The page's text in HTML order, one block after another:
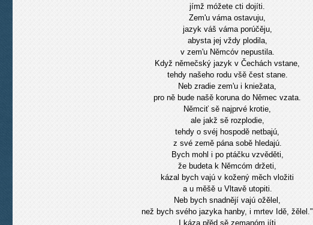
jímž móžete cti dojíti.
Zem'u váma ostavuju,
jazyk váš váma porúčěju,
abysta jej vždy plodila,
v zem'u Němcóv nepustila.
Když němečský jazyk v Čechách vstane,
tehdy našeho rodu všě čest stane.
Neb zradie zem'u i kniežata,
pro ně bude našě koruna do Němec vzata.
Němciť sě najprvé krotie,
ale jakž sě rozplodie,
tehdy o svéj hospodě netbajú,
z své země pána sobě hledajú.
Bych mohl i po ptáčku vzvěděti,
že budeta k Němcóm držeti,
kázal bych vajú v kožený měch vložiti
a u měšě u Vltavě utopiti.
Neb bych snadnějí vajú ožělel,
než bych svého jazyka hanby, i mrtev Idě, žělel."
I káza přěd sě zemanóm jíti